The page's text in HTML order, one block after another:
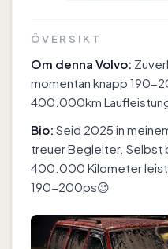
ÖVERSIKT
Om denna Volvo:
momentan knapp 190-
400.000km
Bio: Seid 2025 in
treuer Begleiter. Selbst
400.000 Kilometer
190-200ps😉